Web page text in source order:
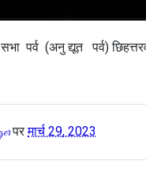
पर्व (अनु द्यूत पर्व)
परमार्च 29, 2023